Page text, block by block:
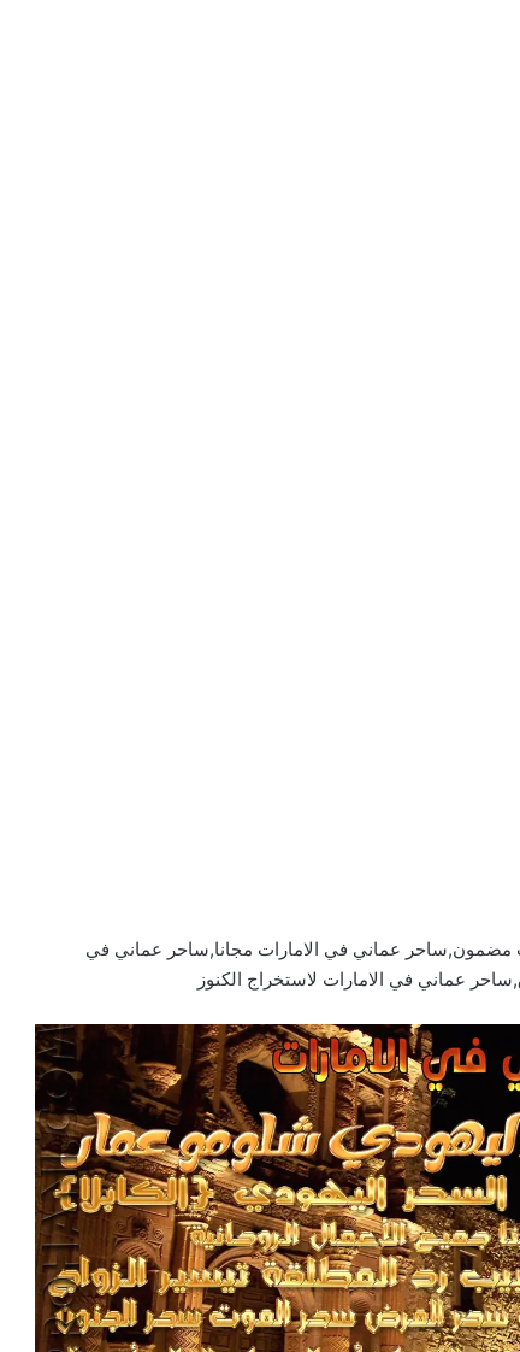
مضمون,ساحر عماني في الامارات مجانا,ساحر عماني في
عماني في الامارات لاستخراج الكنوز